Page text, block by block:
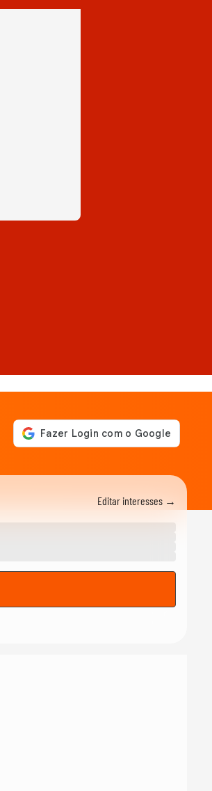
Editar interesses →